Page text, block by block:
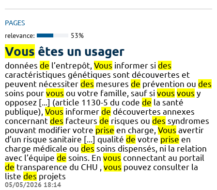
PAGES
relevance: 53%
Vous êtes un usager
données de l’entrepôt, Vous informer si des
caractéristiques génétiques sont découvertes et
peuvent nécessiter des mesures de prévention ou des
soins pour vous ou votre famille, sauf si vous vous y
opposez [...] (article 1130-5 du code de la santé
publique), Vous informer de découvertes annexes
concernant des facteurs de risques ou des syndromes
pouvant modifier votre prise en charge, Vous avertir
d’un risque sanitaire [...] qualité de votre prise en
charge médicale ou des soins dispensés, ni la relation
avec l’équipe de soins. En vous connectant au portail
de transparence du CHU , vous pouvez consulter la
liste des projets
05/05/2026 18:14